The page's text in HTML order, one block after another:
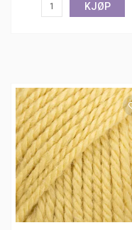
KJØP